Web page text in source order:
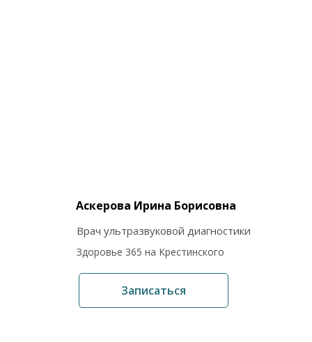
Аскерова Ирина Борисовна
Врач ультразвуковой диагностики
Здоровье 365 на Крестинского
Записаться